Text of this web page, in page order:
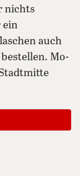
nichts
ein
auch
bestellen. Mo-